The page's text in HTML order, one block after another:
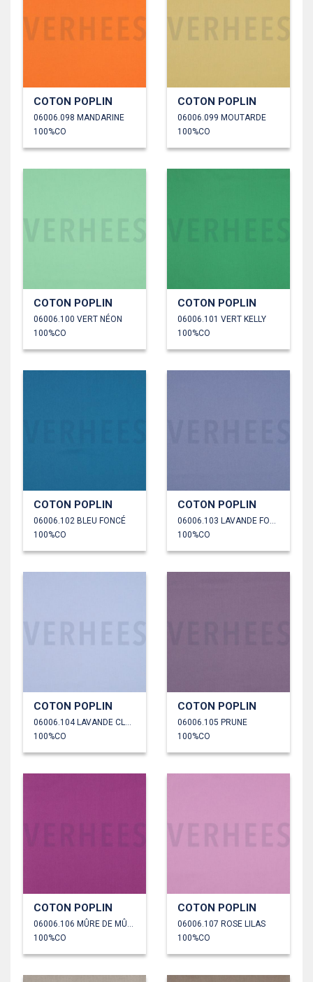
COTON POPLIN
06006.098 MANDARINE
100%CO
COTON POPLIN
06006.099 MOUTARDE
100%CO
COTON POPLIN
06006.100 VERT NÉON
100%CO
COTON POPLIN
06006.101 VERT KELLY
100%CO
COTON POPLIN
06006.102 BLEU FONCÉ
100%CO
COTON POPLIN
100%CO
COTON POPLIN
100%CO
COTON POPLIN
06006.105 PRUNE
100%CO
COTON POPLIN
100%CO
COTON POPLIN
06006.107 ROSE LILAS
100%CO